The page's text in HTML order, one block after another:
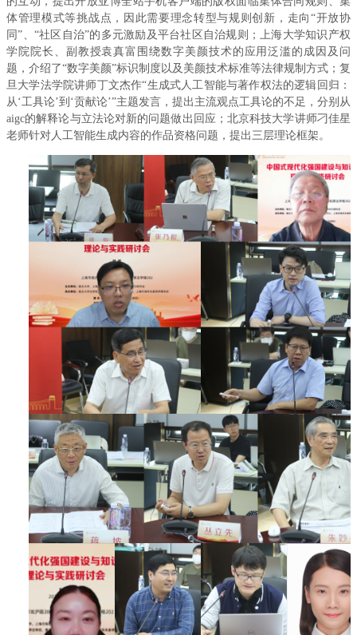
体管理模式等挑战点，因此需要理念转型与规则创新，走向“开放协
同”、“社区自治”的多元激励及平台社区自治规则；上海大学知识产权
学院院长、副教授袁真富围绕数字美颜技术的应用泛滥的成因及问
题，介绍了“数字美颜”标识制度以及美颜技术标准等法律规制方式；复
旦大学法学院讲师丁文杰作“生成式人工智能与著作权法的逻辑回归：
从‘工具论’到‘贡献论’”主题发言，提出主流观点工具论的不足，分别从
aigc的解释论与立法论对新的问题做出回应；北京科技大学讲师刁佳星
老师针对人工智能生成内容的作品资格问题，提出三层理论框架。